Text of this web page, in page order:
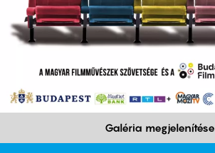
Galéria megjelenítése